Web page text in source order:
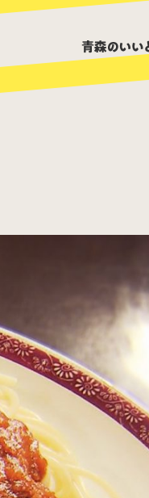
ハンバーガー
むつ市